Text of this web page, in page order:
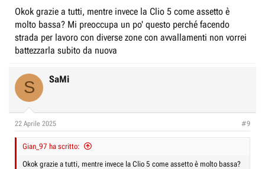
Okok grazie a tutti, mentre invece la Clio 5 come assetto è
molto bassa? Mi preoccupa un po' questo perché facendo
strada per lavoro con diverse zone con avvallamenti non vorrei
battezzarla subito da nuova
S SaMi
22 Aprile 2025 #9
Gian_97 ha scritto:
Okok grazie a tutti, mentre invece la Clio 5 come assetto è molto bassa?